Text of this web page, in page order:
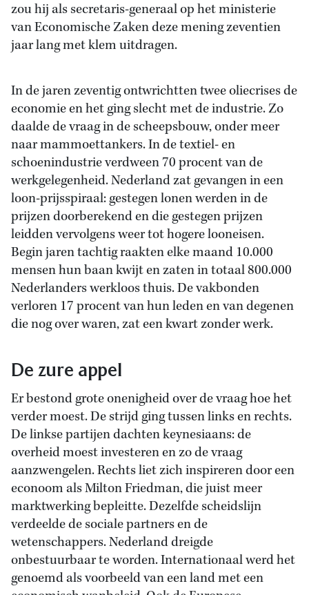
zou hij als secretaris-generaal op het ministerie
van Economische Zaken deze mening zeventien
jaar lang met klem uitdragen.
In de jaren zeventig ontwrichtten twee oliecrises de
economie en het ging slecht met de industrie. Zo
daalde de vraag in de scheepsbouw, onder meer
naar mammoettankers. In de textiel- en
schoenindustrie verdween 70 procent van de
werkgelegenheid. Nederland zat gevangen in een
loon-prijsspiraal: gestegen lonen werden in de
prijzen doorberekend en die gestegen prijzen
leidden vervolgens weer tot hogere looneisen.
Begin jaren tachtig raakten elke maand 10.000
mensen hun baan kwijt en zaten in totaal 800.000
Nederlanders werkloos thuis. De vakbonden
verloren 17 procent van hun leden en van degenen
die nog over waren, zat een kwart zonder werk.
De zure appel
Er bestond grote onenigheid over de vraag hoe het
verder moest. De strijd ging tussen links en rechts.
De linkse partijen dachten keynesiaans: de
overheid moest investeren en zo de vraag
aanzwengelen. Rechts liet zich inspireren door een
econoom als Milton Friedman, die juist meer
marktwerking bepleitte. Dezelfde scheidslijn
verdeelde de sociale partners en de
wetenschappers. Nederland dreigde
onbestuurbaar te worden. Internationaal werd het
genoemd als voorbeeld van een land met een